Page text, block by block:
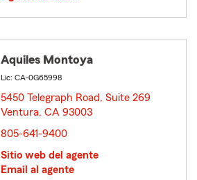
Aquiles Montoya
Lic: CA-0G65998
5450 Telegraph Road, Suite 269
Ventura, CA 93003
805-641-9400
Sitio web del agente
Email al agente